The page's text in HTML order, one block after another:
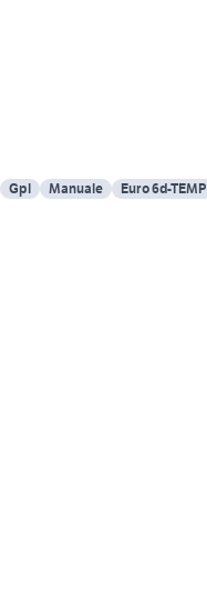
Gpl Manuale Euro 6d-TEMP